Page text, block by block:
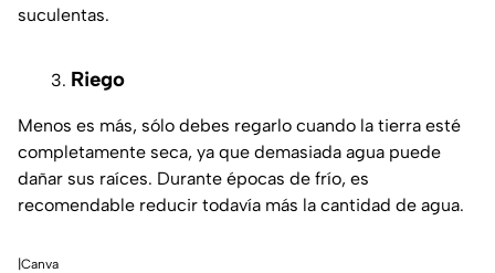
suculentas.
Riego
Menos es más, sólo debes regarlo cuando la tierra esté
completamente seca, ya que demasiada agua puede
dañar sus raíces. Durante épocas de frío, es
recomendable reducir todavía más la cantidad de agua.
|Canva